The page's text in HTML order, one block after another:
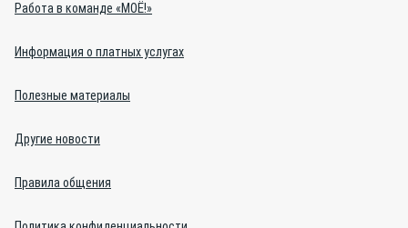
Работа в команде «МОЁ!»
Информация о платных услугах
Полезные материалы
Другие новости
Правила общения